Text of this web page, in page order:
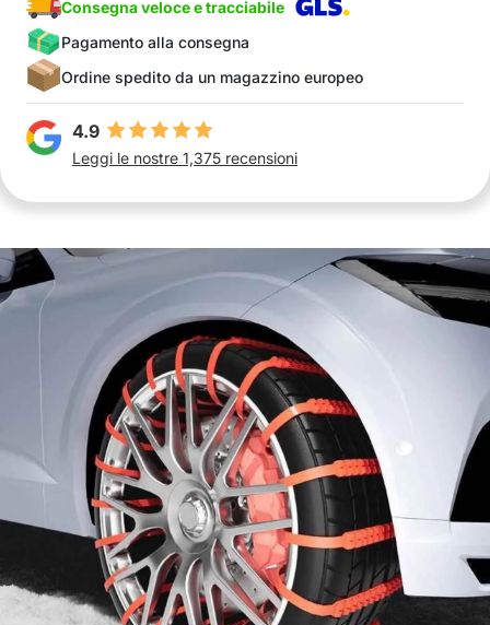
Consegna veloce e tracciabile
Pagamento alla consegna
Ordine spedito da un magazzino europeo
4.9
Leggi le nostre 1,375 recensioni